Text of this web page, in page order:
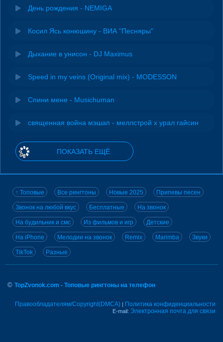
День рождения - NEMIGA
Косил Ясь конюшину - ВИА "Песняры"
Дыхание в унисон - DJ Maximus
Speed in my veins (Original mix) - MODESSON
Спини мене - Musichuman
священная война мэшап - меллстрой х урал гайсин
ПОКАЗАТЬ ЕЩЁ
↑ Топовые Все рингтоны Новые 2025 Припевы песен
Звонок на любой вкус Бесплатные На звонок
На будильник и смс Из фильмов и игр Детские
На iPhone Мелодии на звонок Remix Marimba Звуки
TikTok Разные
© TopZvonok.com - Топовые рингтоны на телефон
Правообладателям/Copyright(DMCA) | Политика конфиденциальности
E-mail: Электронная почта для связи